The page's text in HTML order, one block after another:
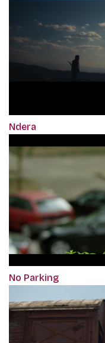
Ndera
No Parking